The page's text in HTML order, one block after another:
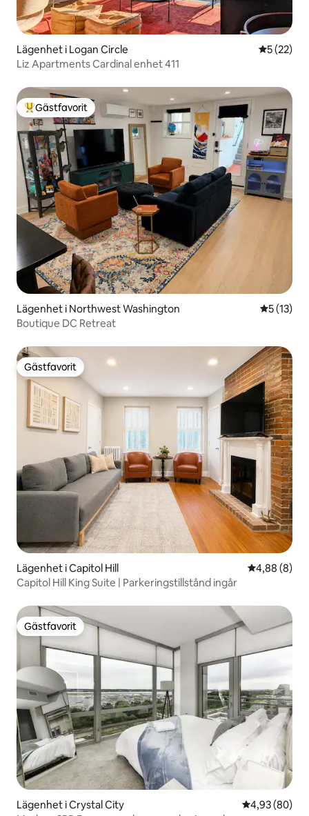
Lägenhet i Logan Circle 5 av 5 i
5 (22)
Liz Apartments Cardinal enhet 411
Populär gästfavorit
Gästfavorit
Lägenhet i Northwest Washington 5 av 5 i
5 (13)
Boutique DC Retreat
Gästfavorit
Gästfavorit
Lägenhet i Capitol Hill 4,88 av 5 i
4,88 (8)
Capitol Hill King Suite | Parkeringstillstånd ingår
Gästfavorit
Gästfavorit
Lägenhet i Crystal City 4,93 av 5 i
4,93 (80)